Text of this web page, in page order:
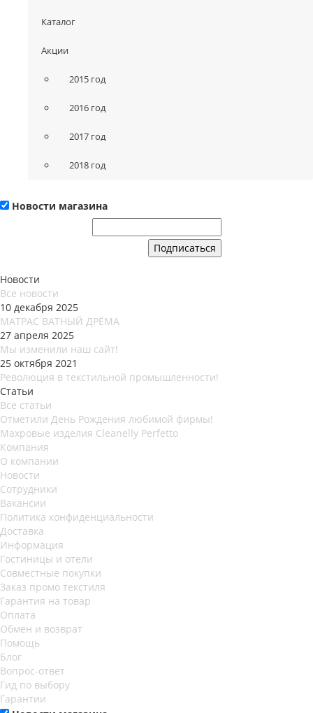
Каталог
Акции
2015 год
2016 год
2017 год
2018 год
Новости магазина
Новости
Все новости
10 декабря 2025
МАТРАС ВАТНЫЙ ДРЁМА
27 апреля 2025
Мы изменили наш сайт!
25 октября 2021
Революция в текстильной промышленности!
Статьи
Все статьи
Отметили День Рождения любимой фирмы!
Махровые изделия Cleanelly Perfetto
Компания
О компании
Новости
Сотрудники
Вакансии
Политика конфиденциальности
Доставка
Информация
Гостиницы и отели
Совместные покупки
Заказ промо текстиля
Гарантия на товар
Оплата
Обмен и возврат
Помощь
Блог
Вопрос-ответ
Гид по выбору
Гарантии